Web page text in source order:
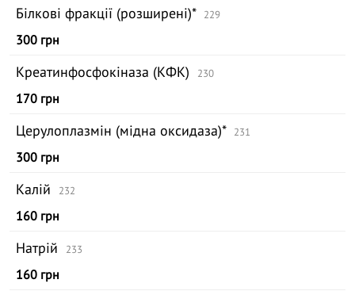
Білкові фракції (розширені)* 229
300 грн
Креатинфосфокіназа (КФК) 230
170 грн
Церулоплазмін (мідна оксидаза)* 231
300 грн
Калій 232
160 грн
Натрій 233
160 грн